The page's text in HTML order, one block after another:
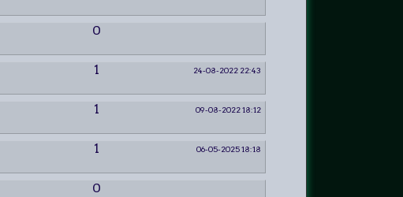
0
1
24-08-2022 22:43
1
09-08-2022 18:12
1
06-05-2025 18:18
0